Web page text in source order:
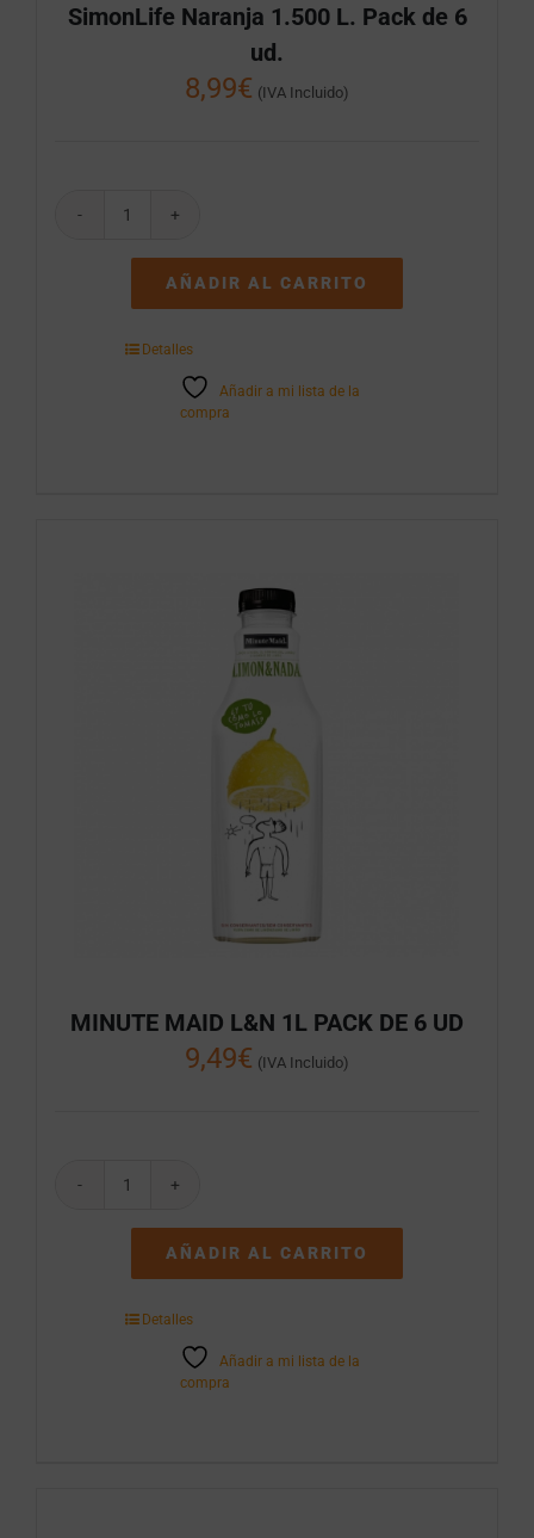
SimonLife Naranja 1.500 L. Pack de 6
ud.
8,99€ (IVA Incluido)
SimonLife
1.500
de
cantidad
AÑADIR AL CARRITO
Detalles
Añadir a mi lista de la
compra
MINUTE MAID L&N 1L PACK DE 6 UD
9,49€ (IVA Incluido)
MINUTE
DE
cantidad
AÑADIR AL CARRITO
Detalles
Añadir a mi lista de la
compra